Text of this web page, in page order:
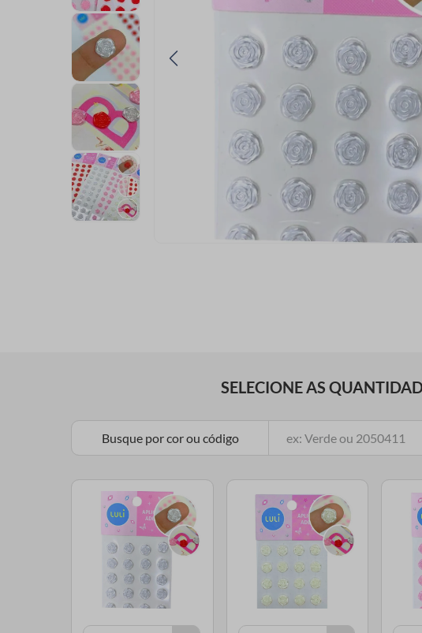
SELECIONE AS
Busque por cor ou código
fita cetim
passamanaria